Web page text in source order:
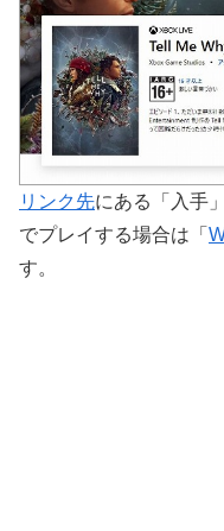
リンク先にある「入手
でプレイする場合は「
す。